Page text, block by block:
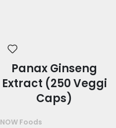
Panax Ginseng
Extract (250 Veggi
Caps)
NOW Foods